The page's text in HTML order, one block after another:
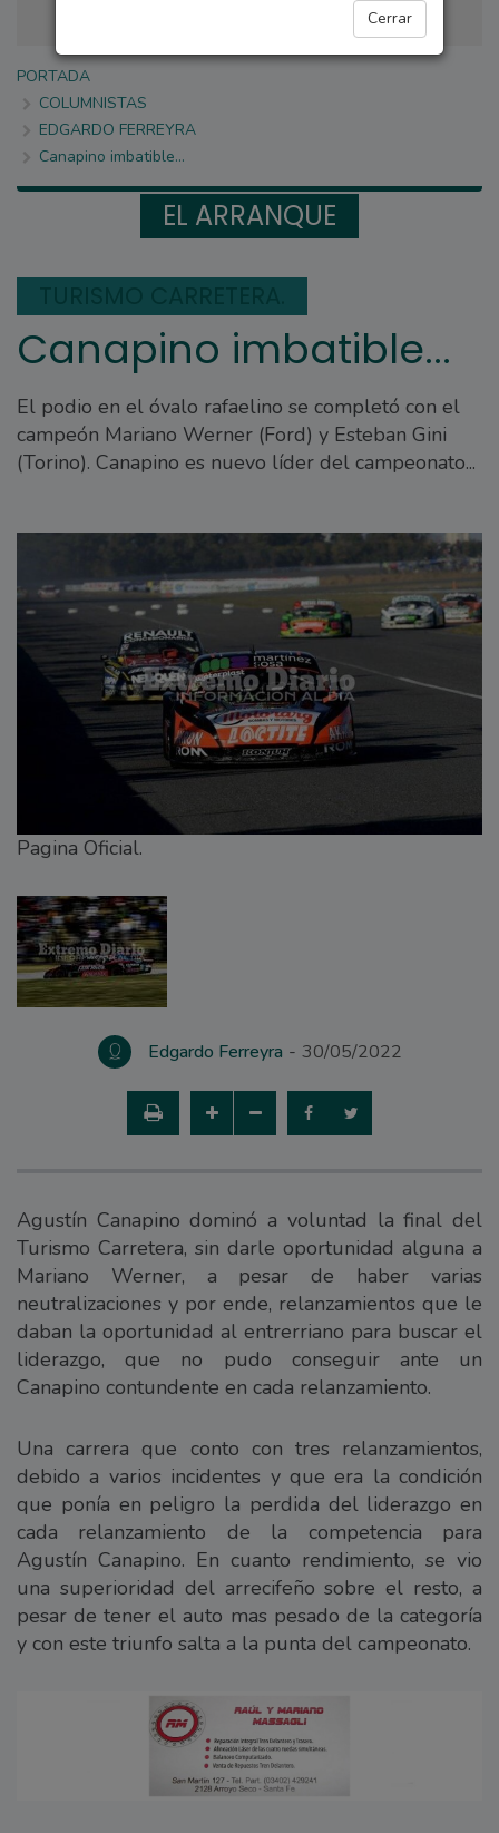
Cerrar
PORTADA
COLUMNISTAS
EDGARDO FERREYRA
Canapino imbatible...
EL ARRANQUE
Canapino imbatible...
El podio en el óvalo rafaelino se completó con el
campeón Mariano Werner (Ford) y Esteban Gini
(Torino). Canapino es nuevo líder del campeonato...
Pagina Oficial.
Edgardo Ferreyra 30/05/2022
Agustín Canapino dominó a voluntad la final del
Turismo Carretera, sin darle oportunidad alguna a
Mariano Werner, a pesar de haber varias
neutralizaciones y por ende, relanzamientos que le
daban la oportunidad al entrerriano para buscar el
liderazgo, que no pudo conseguir ante un
Canapino contundente en cada relanzamiento.
Una carrera que conto con tres relanzamientos,
debido a varios incidentes y que era la condición
que ponía en peligro la perdida del liderazgo en
cada relanzamiento de la competencia para
Agustín Canapino. En cuanto rendimiento, se vio
una superioridad del arrecifeño sobre el resto, a
pesar de tener el auto mas pesado de la categoría
y con este triunfo salta a la punta del campeonato.